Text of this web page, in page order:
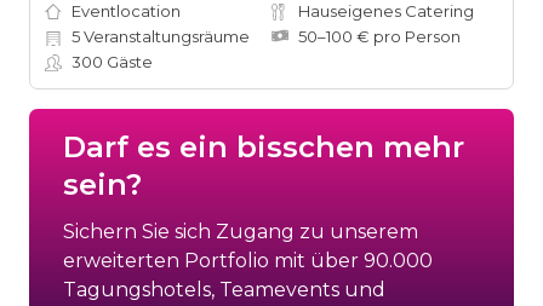
Eventlocation
Hauseigenes Catering
5Veranstaltungsräume
50–100 € pro Person
300 Gäste
Darf es ein bisschen mehr
sein?
Sichern Sie sich Zugang zu unserem
erweiterten Portfolio mit über 90.000
Tagungshotels, Teamevents und